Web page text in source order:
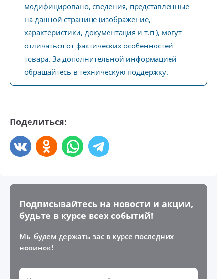
модифицировано, сведения, представленные
на данной странице (изображение,
характеристики, документация и т.п.), могут
отличаться от фактических особенностей
товара. За дополнительной информацией
обращайтесь в техническую поддержку.
Поделиться:
Подписывайтесь на новости и акции,
будьте в курсе всех событий!
Мы будем держать вас в курсе последних
новинок!